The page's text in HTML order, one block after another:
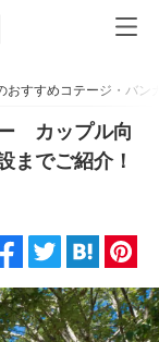
おすすめコテージ・バ
カップル向
までご紹介！